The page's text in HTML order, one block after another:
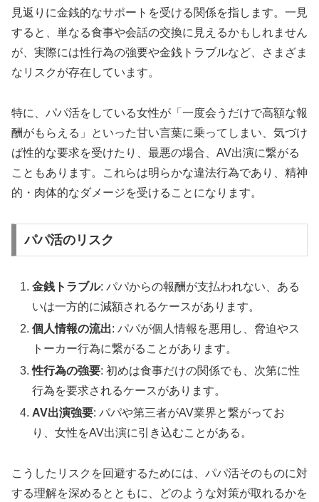
見返りに金銭的なサポートを受ける関係を指します。一見
すると、単なる食事や会話の交換に見えるかもしれません
が、実際には性行為の強要や金銭トラブルなど、さまざま
なリスクが存在しています。
特に、パパ活をしている女性が「一度会うだけで高額な報
酬がもらえる」といった甘い言葉に乗ってしまい、気づけ
ば性的な要求を受けたり、最悪の場合、AV出演に繋がる
こともあります。これらは明らかな違法行為であり、精神
的・肉体的なダメージを受けることになります。
パパ活のリスク
金銭トラブル: パパからの報酬が支払われない、ある
いは一方的に減額されるケースがあります。
個人情報の流出: パパが個人情報を悪用し、脅迫やス
トーカー行為に繋がることがあります。
性行為の強要: 初めは食事だけの関係でも、次第に性
行為を要求されるケースがあります。
AV出演強要: パパや第三者がAV業界と繋がってお
り、女性をAV出演に引き込むことがある。
こうしたリスクを回避するためには、パパ活そのものに対
する理解を深めるとともに、どのような対策が取れるかを